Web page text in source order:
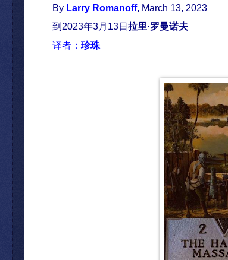
By Larry Romanoff, March 13, 2023
到 2023年3月 13日拉里·罗曼诺夫
译者 ：珍珠